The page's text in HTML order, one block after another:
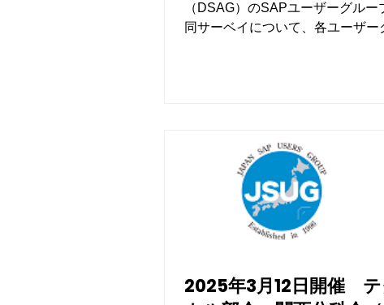
（DSAG）のSAPユーザーグルー
同サーベイについて、各ユーザー
2025年3月12日開催 テ